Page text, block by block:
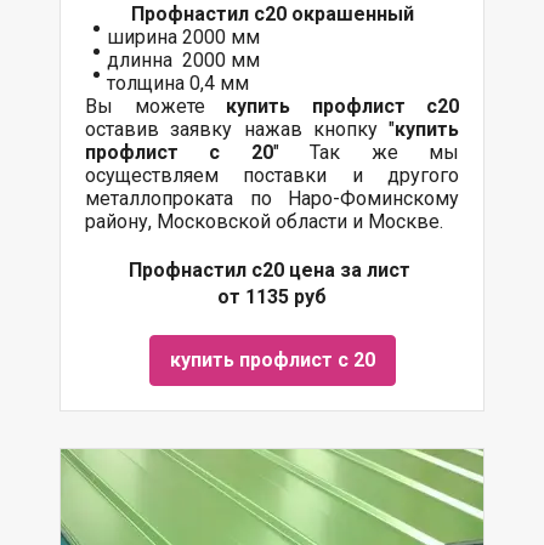
Профнастил с20 окрашенный
ширина 2000 мм
длинна 2000 мм
толщина 0,4 мм
Вы можете купить профлист с20
оставив заявку нажав кнопку "купить
профлист с 20" Так же мы
осуществляем поставки и другого
металлопроката по Наро-Фоминскому
району, Московской области и Москве.
Профнастил с20 цена за лист
от 1135 руб
купить профлист с 20